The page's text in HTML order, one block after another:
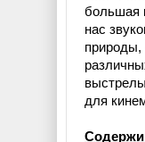
большая
нас
для